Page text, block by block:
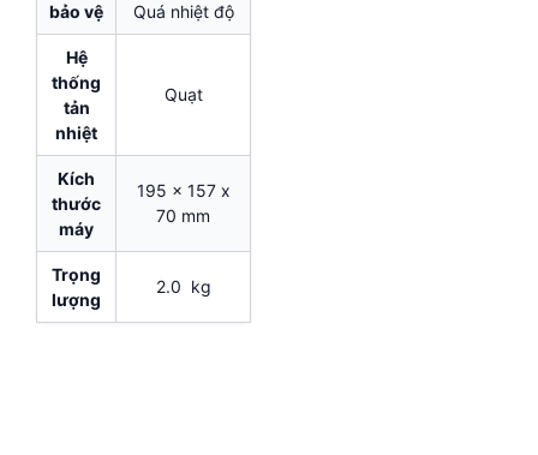
bảo vệ
Quá nhiệt độ
Hệ
thống
tản
nhiệt
Quạt
Kích
thước
máy
195 x 157 x
70 mm
Trọng
lượng
2.0 kg